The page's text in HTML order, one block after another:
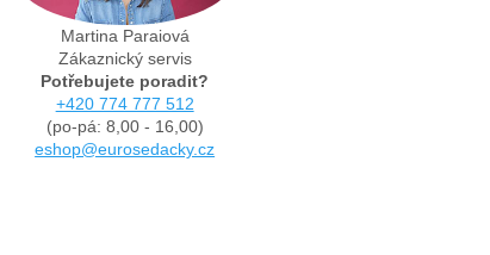
Martina Paraiová
Zákaznický servis
Potřebujete poradit?
+420 774 777 512
(po-pá: 8,00 - 16,00)
eshop@eurosedacky.cz